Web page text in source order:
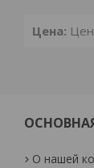
Цена:
О нашей